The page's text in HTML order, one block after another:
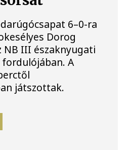
6–0-ra
Dorog
NB III északnyugati
A
játszottak.